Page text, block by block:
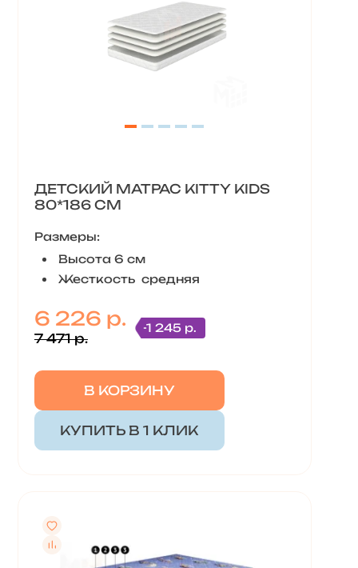
ДЕТСКИЙ МАТРАС KITTY KIDS
80*186 СМ
Размеры:
Высота 6 см
Жесткость средняя
6 226 р.
7 471 р.
-1 245 р.
В КОРЗИНУ
КУПИТЬ В 1 КЛИК